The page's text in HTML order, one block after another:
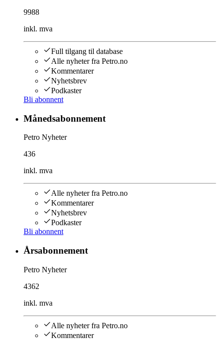
9988
inkl. mva
Full tilgang til database
Alle nyheter fra Petro.no
Kommentarer
Nyhetsbrev
Podkaster
Bli abonnent
Månedsabonnement
Petro Nyheter
436
inkl. mva
Alle nyheter fra Petro.no
Kommentarer
Nyhetsbrev
Podkaster
Bli abonnent
Årsabonnement
Petro Nyheter
4362
inkl. mva
Alle nyheter fra Petro.no
Kommentarer